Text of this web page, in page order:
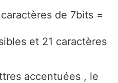
de 7bits =
et 21 caractères
accentuées , le